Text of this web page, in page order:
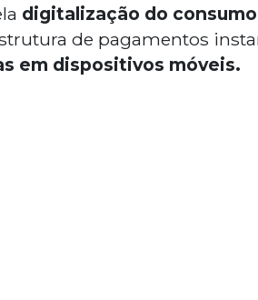
digitalização do consumo
de pagamentos
em dispositivos móveis.